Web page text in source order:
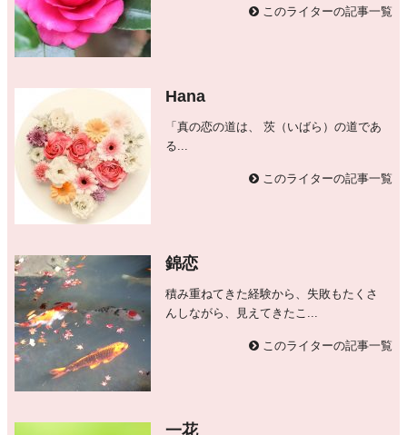
このライターの記事一覧
Hana
「真の恋の道は、 茨（いばら）の道であ
る...
このライターの記事一覧
錦恋
積み重ねてきた経験から、失敗もたくさ
んしながら、見えてきたこ...
このライターの記事一覧
一花